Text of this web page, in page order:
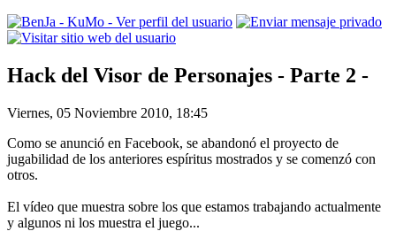
Hack del Visor de Personajes - Parte 2 -
Viernes, 05 Noviembre 2010, 18:45
Como se anunció en Facebook, se abandonó el proyecto de
jugabilidad de los anteriores espíritus mostrados y se comenzó con
otros.
El vídeo que muestra sobre los que estamos trabajando actualmente
y algunos ni los muestra el juego...